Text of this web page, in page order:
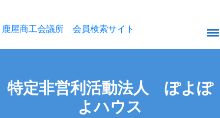
鹿屋商工会議所 会員検索サイト
特定非営利活動法人 ぽよぽ
よハウス